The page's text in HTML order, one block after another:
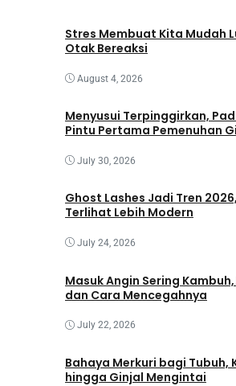
Stres Membuat Kita Mudah
Otak Bereaksi
August 4, 2026
Menyusui Terpinggirkan,
Pintu Pertama Pemenuhan
July 30, 2026
Ghost Lashes Jadi Tren
Terlihat Lebih Modern
July 24, 2026
Masuk Angin Sering
dan Cara Mencegahnya
July 22, 2026
Bahaya Merkuri bagi Tubuh,
hingga Ginjal Mengintai